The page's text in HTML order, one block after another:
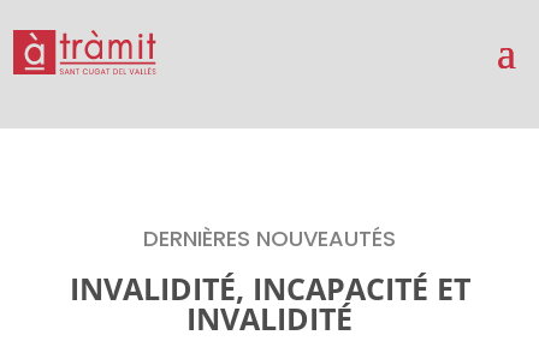
DERNIÈRES NOUVEAUTÉS
INVALIDITÉ, INCAPACITÉ ET
INVALIDITÉ